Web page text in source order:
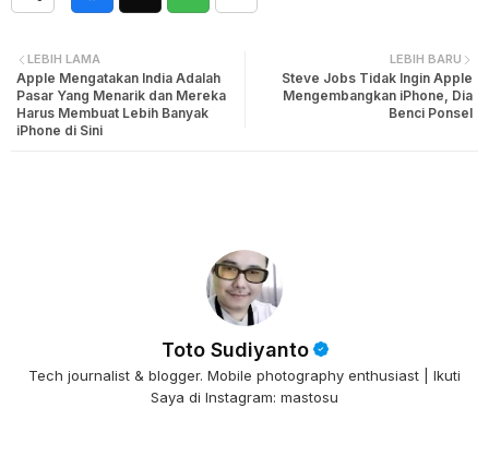
LEBIH BARU
Steve Jobs Tidak Ingin Apple
Mengembangkan iPhone, Dia
Benci Ponsel
LEBIH LAMA
Apple Mengatakan India Adalah
Pasar Yang Menarik dan Mereka
Harus Membuat Lebih Banyak
iPhone di Sini
Toto Sudiyanto
Tech journalist & blogger. Mobile photography enthusiast | Ikuti
Saya di Instagram: mastosu